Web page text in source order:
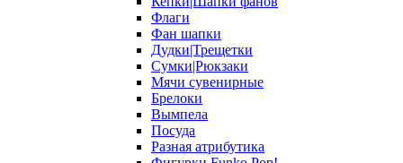
Флаги
Фан шапки
Дудки|Трещетки
Сумки|Рюкзаки
Мячи сувенирные
Брелоки
Вымпела
Посуда
Разная атрибутика